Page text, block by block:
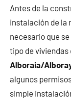
Antes de la
instalación de la
necesario que
tipo de viviendas
Alboraia/
algunos
simple